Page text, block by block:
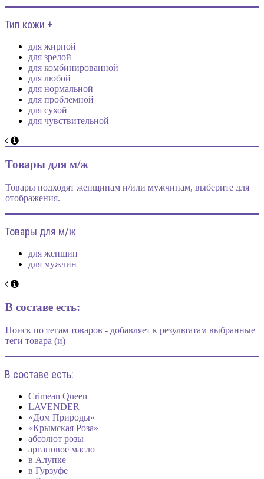
Тип кожи +
для жирной
для зрелой
для комбинированной
для любой
для нормальной
для проблемной
для сухой
для чувствительной
Товары для м/ж
Товары подходят женщинам и/или мужчинам, выберите для
отображения.
Товары для м/ж
для женщин
для мужчин
В составе есть:
Поиск по тегам товаров - добавляет к результатам выбранные
теги товара (и)
В составе есть:
Crimean Queen
LAVENDER
«Дом Природы»
«Крымская Роза»
абсолют розы
аргановое масло
в Алупке
в Гурзуфе